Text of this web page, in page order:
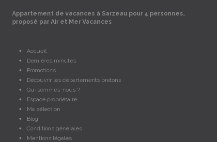
Appartement de vacances à Sarzeau pour 4 personnes,
proposé par Air et Mer Vacances
Accueil
Dernières minutes
Promotions
Découvrir les départements bretons
Qui sommes-nous ?
Espace propriétaire
Ma sélection
Blog
Conditions générales
Mentions légales